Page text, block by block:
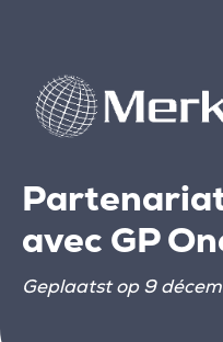
avec GP
Geplaatst op 9